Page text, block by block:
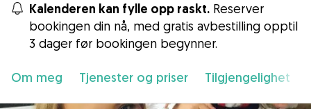
Kalenderen kan fylle opp raskt. Reserver
bookingen din nå, med gratis avbestilling opptil
3 dager før bookingen begynner.
Om meg Tjenester og priser Tilgjengelighet